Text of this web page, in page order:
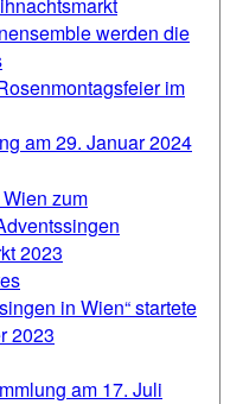
werden die
im
am 29. Januar 2024
zum
2023
in Wien“ startete
2023
am 17. Juli